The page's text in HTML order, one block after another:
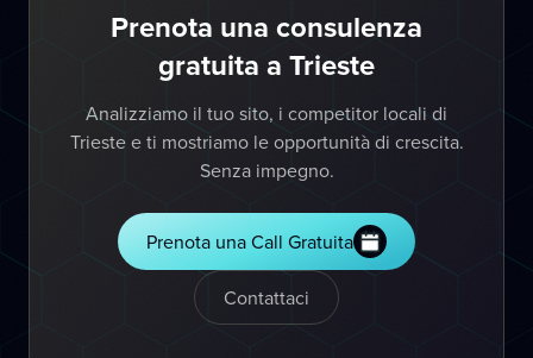
Prenota una consulenza
gratuita a Trieste
Analizziamo il tuo sito, i competitor locali di
Trieste e ti mostriamo le opportunità di crescita.
Senza impegno.
Prenota una Call Gratuita
Contattaci